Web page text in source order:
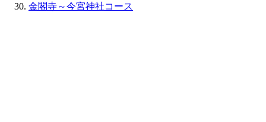
金閣寺～今宮神社コース